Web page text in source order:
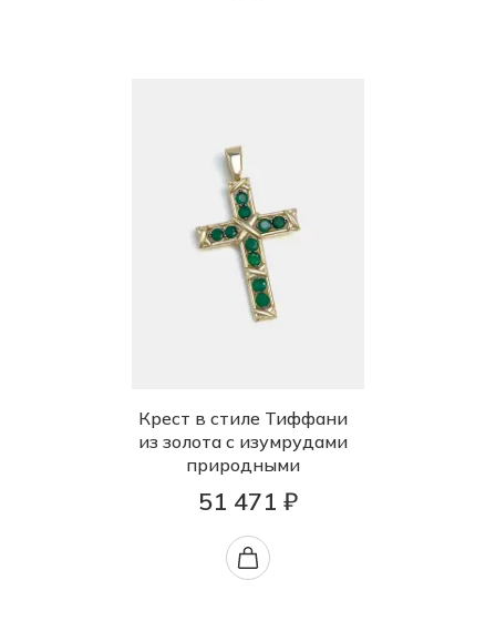
Крест в стиле Тиффани
из золота с изумрудами
природными
51 471 ₽